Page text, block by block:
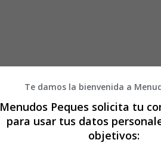
Te damos la bienvenida a
Menudos Peques solicita tu
para usar tus datos
objetivos: